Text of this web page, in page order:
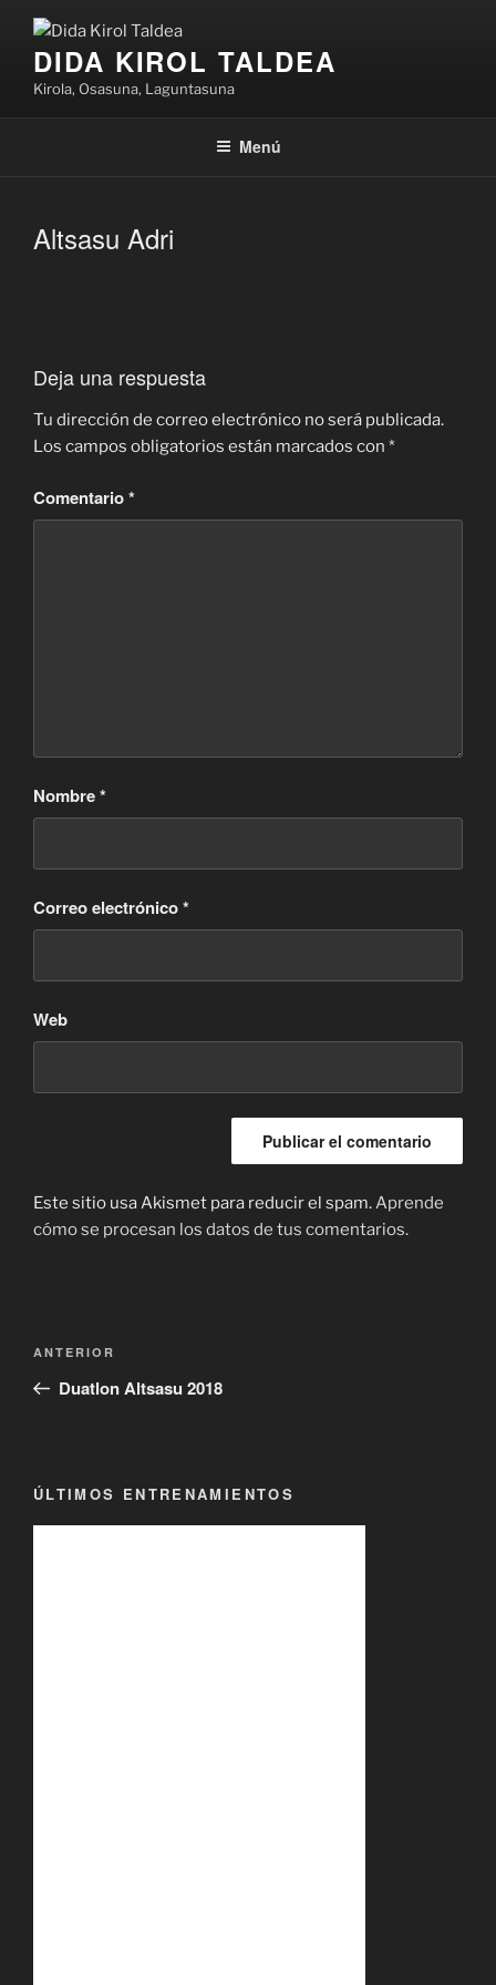
contenido
DIDA KIROL TALDEA
Kirola, Osasuna, Laguntasuna
Menú
Altsasu Adri
Deja una respuesta
Tu dirección de correo electrónico no será publicada.
Los campos obligatorios están marcados con *
Comentario*
Nombre*
Correo electrónico*
Web
Este sitio usa Akismet para reducir el spam. Aprende
cómo se procesan los datos de tus comentarios.
entradas
Entrada
anterior:
ANTERIOR
Duatlon Altsasu 2018
ÚLTIMOS ENTRENAMIENTOS